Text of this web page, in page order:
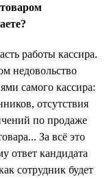
работы кассира.
недовольство
самого кассира:
отсутствия
по продаже
За всё это
ответ кандидата
сотрудник будет